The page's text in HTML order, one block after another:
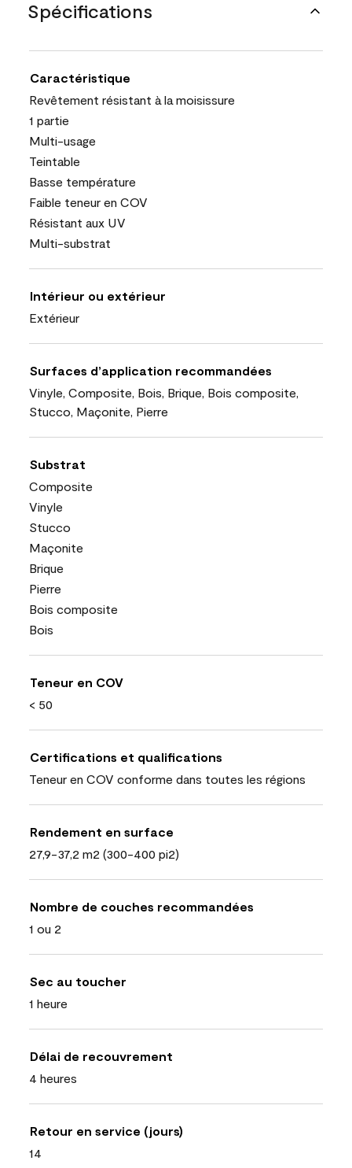
Spécifications
Caractéristique
Revêtement résistant à la moisissure
1 partie
Multi-usage
Teintable
Basse température
Faible teneur en COV
Résistant aux UV
Multi-substrat
Intérieur ou extérieur
Extérieur
Surfaces d’application recommandées
Vinyle, Composite, Bois, Brique, Bois composite,
Stucco, Maçonite, Pierre
Substrat
Composite
Vinyle
Stucco
Maçonite
Brique
Pierre
Bois composite
Bois
Teneur en COV
< 50
Certifications et qualifications
Teneur en COV conforme dans toutes les régions
Rendement en surface
27,9-37,2 m2 (300-400 pi2)
Nombre de couches recommandées
1 ou 2
Sec au toucher
1 heure
Délai de recouvrement
4 heures
Retour en service (jours)
14